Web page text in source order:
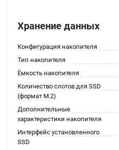
Хранение данных
Конфигурация накопителя
Тип накопителя
Ёмкость накопителя
Количество слотов для SSD
(формат M.2)
Дополнительные
характеристики накопителя
Интерфейс установленного
SSD